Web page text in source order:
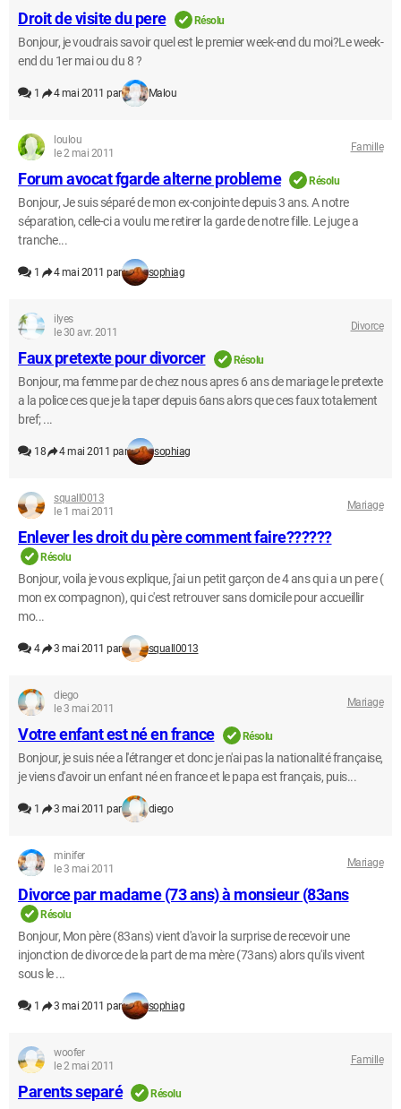
Droit de visite du pere Résolu
Bonjour, je voudrais savoir quel est le premier week-end du moi?Le week-
end du 1er mai ou du 8 ?
1 4 mai 2011 par Malou
loulou
le 2 mai 2011
Famille
Forum avocat fgarde alterne probleme Résolu
Bonjour, Je suis séparé de mon ex-conjointe depuis 3 ans. A notre
séparation, celle-ci a voulu me retirer la garde de notre fille. Le juge a
tranche...
1 4 mai 2011 par sophiag
ilyes
le 30 avr. 2011
Divorce
Faux pretexte pour divorcer Résolu
Bonjour, ma femme par de chez nous apres 6 ans de mariage le pretexte
a la police ces que je la taper depuis 6ans alors que ces faux totalement
bref; ...
18 4 mai 2011 par sophiag
squall0013
le 1 mai 2011
Mariage
Enlever les droit du père comment faire??????
Résolu
Bonjour, voila je vous explique, j'ai un petit garçon de 4 ans qui a un pere (
mon ex compagnon), qui c'est retrouver sans domicile pour accueillir
mo...
4 3 mai 2011 par squall0013
diego
le 3 mai 2011
Mariage
Votre enfant est né en france Résolu
Bonjour, je suis née a l'étranger et donc je n'ai pas la nationalité française,
je viens d'avoir un enfant né en france et le papa est français, puis...
1 3 mai 2011 par diego
minifer
le 3 mai 2011
Mariage
Divorce par madame (73 ans) à monsieur (83ans
Résolu
Bonjour, Mon père (83ans) vient d'avoir la surprise de recevoir une
injonction de divorce de la part de ma mère (73ans) alors qu'ils vivent
sous le ...
1 3 mai 2011 par sophiag
woofer
le 2 mai 2011
Famille
Parents separé Résolu